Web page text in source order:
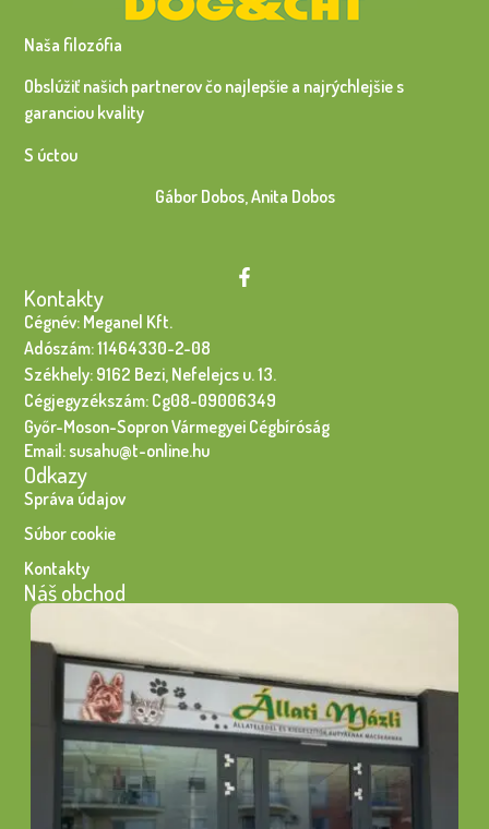
Naša filozófia
Obslúžiť našich partnerov čo najlepšie a najrýchlejšie s
garanciou kvality
S úctou
Gábor Dobos, Anita Dobos
Kontakty
Cégnév: Meganel Kft.
Adószám: 11464330-2-08
Székhely: 9162 Bezi, Nefelejcs u. 13.
Cégjegyzékszám: Cg08-09006349
Győr-Moson-Sopron Vármegyei Cégbíróság
Email: susahu@t-online.hu
Odkazy
Správa údajov
Súbor cookie
Kontakty
Náš obchod